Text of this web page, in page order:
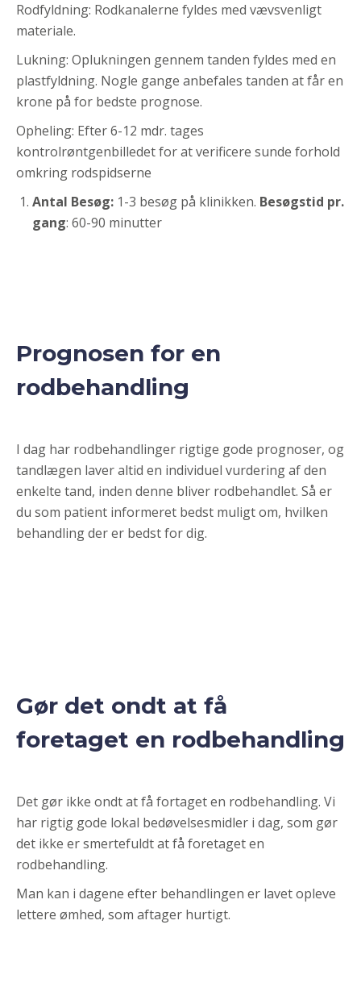
Rodfyldning: Rodkanalerne fyldes med vævsvenligt
materiale.
Lukning: Oplukningen gennem tanden fyldes med en
plastfyldning. Nogle gange anbefales tanden at får en
krone på for bedste prognose.
Opheling: Efter 6-12 mdr. tages
kontrolrøntgenbilledet for at verificere sunde forhold
omkring rodspidserne
Antal Besøg: 1-3 besøg på klinikken. Besøgstid pr.
gang: 60-90 minutter
Prognosen for en
rodbehandling
I dag har rodbehandlinger rigtige gode prognoser, og
tandlægen laver altid en individuel vurdering af den
enkelte tand, inden denne bliver rodbehandlet. Så er
du som patient informeret bedst muligt om, hvilken
behandling der er bedst for dig.
Gør det ondt at få
foretaget en rodbehandling
Det gør ikke ondt at få fortaget en rodbehandling. Vi
har rigtig gode lokal bedøvelsesmidler i dag, som gør
det ikke er smertefuldt at få foretaget en
rodbehandling.
Man kan i dagene efter behandlingen er lavet opleve
lettere ømhed, som aftager hurtigt.